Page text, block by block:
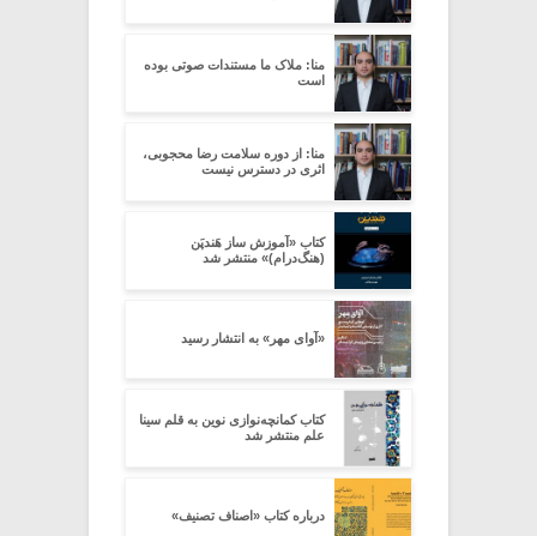
منا: ملاک ما مستندات صوتی بوده
است
منا: از دوره سلامت رضا محجوبی،
اثری در دسترس نیست
کتاب «آموزش ساز هَندپَن
(هنگ‌درام)» منتشر شد
«آوای مهر» به انتشار رسید
کتاب کمانچه‌نوازی نوین به قلم سینا
علم منتشر شد
درباره کتاب «اصناف تصنیف»